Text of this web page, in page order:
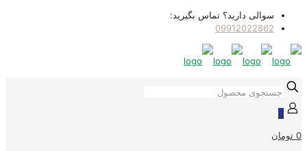
سوالی دارید؟ تماس بگیرید:
09912022862
0
0 تومان